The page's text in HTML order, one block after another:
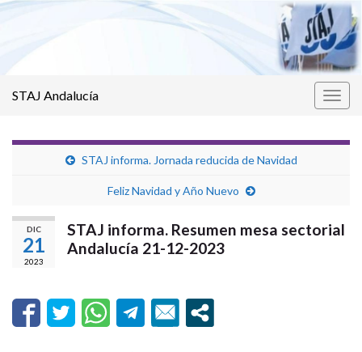
STAJ Andalucía
STAJ informa. Jornada reducida de Navidad
Feliz Navidad y Año Nuevo
DIC
21
2023
STAJ informa. Resumen mesa sectorial
Andalucía 21-12-2023